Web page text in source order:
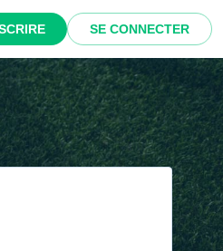
SE CONNECTER